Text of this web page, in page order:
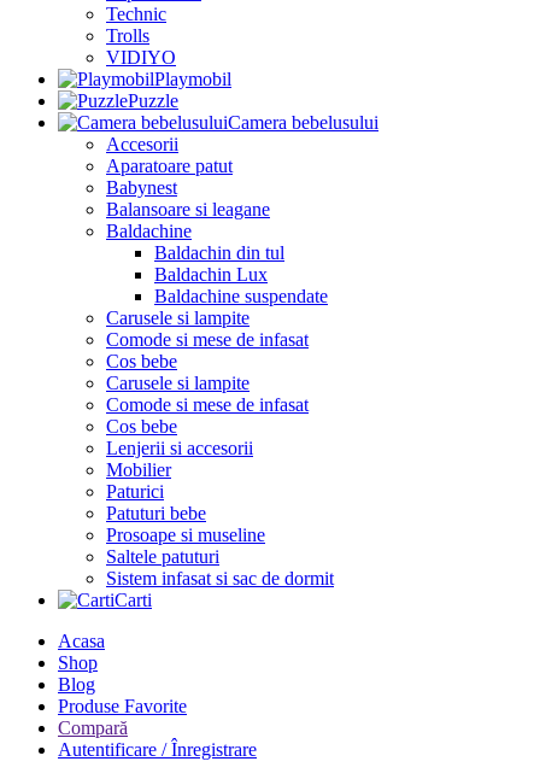
Technic
Trolls
VIDIYO
Playmobil
Puzzle
Camera bebelusului
Accesorii
Aparatoare patut
Babynest
Balansoare si leagane
Baldachine
Baldachin din tul
Baldachin Lux
Baldachine suspendate
Carusele si lampite
Comode si mese de infasat
Cos bebe
Carusele si lampite
Comode si mese de infasat
Cos bebe
Lenjerii si accesorii
Mobilier
Paturici
Patuturi bebe
Prosoape si museline
Saltele patuturi
Sistem infasat si sac de dormit
Carti
Acasa
Shop
Blog
Produse Favorite
Compară
Autentificare / Înregistrare